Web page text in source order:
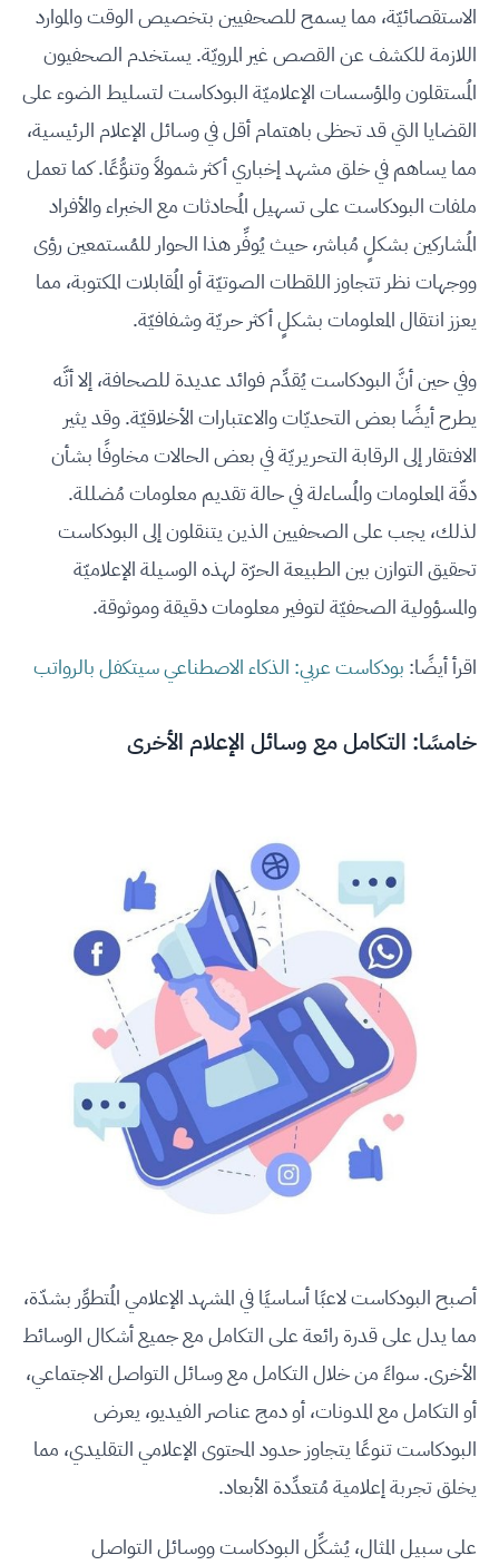
الاستقصائيّة، مما يسمح للصحفيين بتخصيص الوقت والموارد
اللازمة للكشف عن القصص غير المرويّة. يستخدم الصحفيون
المُستقلون والمؤسسات الإعلاميّة البودكاست لتسليط الضوء على
القضايا التي قد تحظى باهتمام أقل في وسائل الإعلام الرئيسية،
مما يساهم في خلق مشهد إخباري أكثر شمولاً وتنوُّعًا. كما تعمل
ملفات البودكاست على تسهيل المُحادثات مع الخبراء والأفراد
المُشاركين بشكلٍ مُباشر، حيث يُوفِّر هذا الحوار للمُستمعين رؤى
ووجهات نظر تتجاوز اللقطات الصوتيّة أو المُقابلات المكتوبة، مما
يعزز انتقال المعلومات بشكلٍ أكثر حريّة وشفافيّة.
وفي حين أنَّ البودكاست يُقدِّم فوائد عديدة للصحافة، إلا أنَّه
يطرح أيضًا بعض التحديّات والاعتبارات الأخلاقيّة. وقد يثير
الافتقار إلى الرقابة التحريريّة في بعض الحالات مخاوفًا بشأن
دقّة المعلومات والمُساءلة في حالة تقديم معلومات مُضللة.
لذلك، يجب على الصحفيين الذين يتنقلون إلى البودكاست
تحقيق التوازن بين الطبيعة الحرّة لهذه الوسيلة الإعلاميّة
والمسؤولية الصحفيّة لتوفير معلومات دقيقة وموثوقة.
اقرأ أيضًا: بودكاست عربي: الذكاء الاصطناعي سيتكفل بالرواتب
خامسًا: التكامل مع وسائل الإعلام الأخرى
أصبح البودكاست لاعبًا أساسيًا في المشهد الإعلامي المُتطوِّر بشدّة،
مما يدل على قدرة رائعة على التكامل مع جميع أشكال الوسائط
الأخرى. سواءً من خلال التكامل مع وسائل التواصل الاجتماعي،
أو التكامل مع المدونات، أو دمج عناصر الفيديو، يعرض
البودكاست تنوعًا يتجاوز حدود المحتوى الإعلامي التقليدي، مما
يخلق تجربة إعلامية مُتعدِّدة الأبعاد.
على سبيل المثال، يُشكِّل البودكاست ووسائل التواصل